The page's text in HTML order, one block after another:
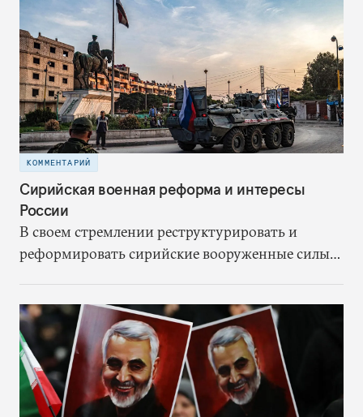
КОММЕНТАРИЙ
Сирийская военная реформа и интересы
России
В своем стремлении реструктурировать и
реформировать сирийские вооруженные силы
ключ к сдерживанию иранского влияния,
завершению своего военного участия в
конфликте и окончанию гражданской войны на
условиях, благоприятных для режима Асада.